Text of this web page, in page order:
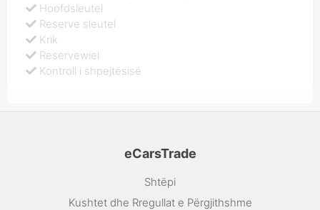
Hoofdsleutel
Reserve sleutel
Krik
Reservewiel
Kontroll i shpejtësisë
eCarsTrade
Shtëpi
Kushtet dhe Rregullat e Përgjithshme